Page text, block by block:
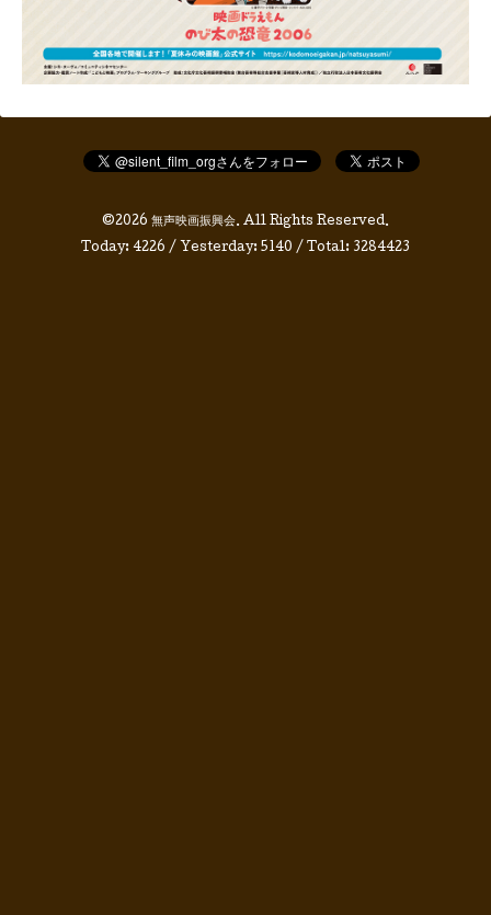
©2026 無声映画振興会. All Rights Reserved.
Today: 4226 / Yesterday: 5140 / Total: 3284423